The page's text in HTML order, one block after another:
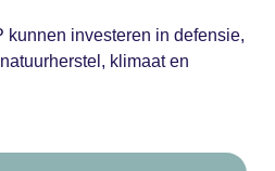
kunnen investeren in defensie,
klimaat en